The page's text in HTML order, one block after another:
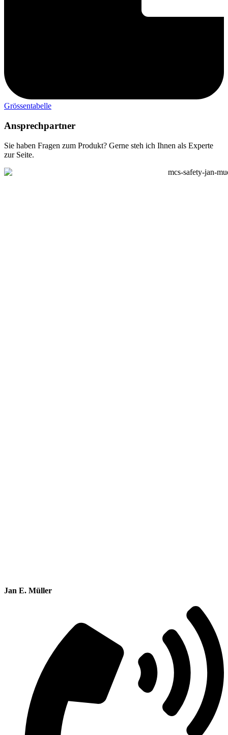
Grössentabelle
Ansprechpartner
Sie haben Fragen zum Produkt? Gerne steh ich Ihnen als Experte
zur Seite.
Jan E. Müller